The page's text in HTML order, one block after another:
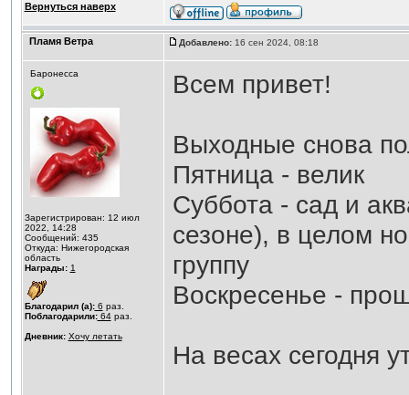
Вернуться наверх
Пламя Ветра Добавлено:16 сен 2024, 08:18
Баронесса
Зарегистрирован: 12 июл
2022, 14:28
Сообщений: 435
Откуда: Нижегородская
область
Награды: 1
Благодарил (а):6 раз.
Поблагодарили:64раз.
Дневник: Хочу летать
Всем привет!
Выходные снова
Пятница - велик
Суббота - сад и
сезоне), в целом
группу
Воскресенье -
На весах сегодня